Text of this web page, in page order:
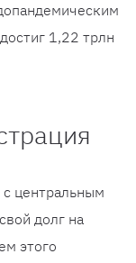
1,22 трлн
центральным
долг на
этого